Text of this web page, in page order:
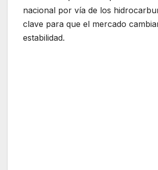
nacional por vía de los
clave para que el mercado
estabilidad.